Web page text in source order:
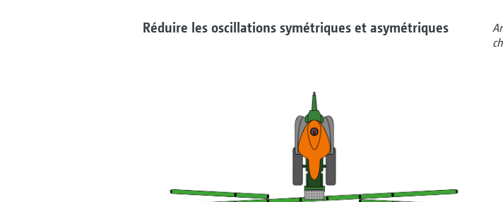
Réduire les oscillations symétriques et asymétriques